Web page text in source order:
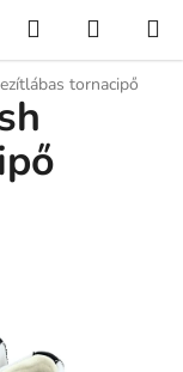
KeresésKOSÁR
tornacipő